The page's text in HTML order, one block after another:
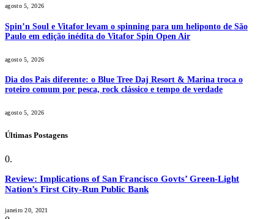
agosto 5, 2026
Spin’n Soul e Vitafor levam o spinning para um heliponto de São
Paulo em edição inédita do Vitafor Spin Open Air
agosto 5, 2026
Dia dos Pais diferente: o Blue Tree Daj Resort & Marina troca o
roteiro comum por pesca, rock clássico e tempo de verdade
agosto 5, 2026
Últimas Postagens
Review: Implications of San Francisco Govts’ Green-Light
Nation’s First City-Run Public Bank
janeiro 20, 2021